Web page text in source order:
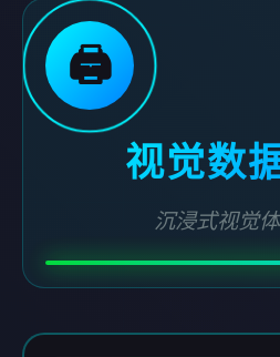
🖨️
视觉数
沉浸式视觉